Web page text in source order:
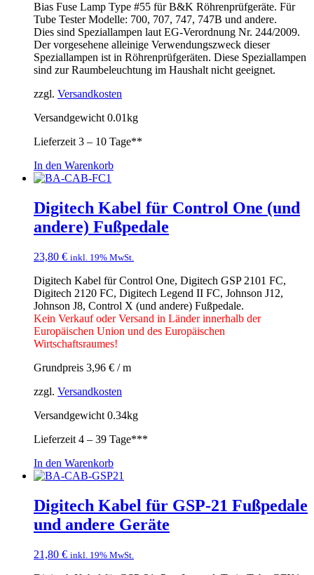
Bias Fuse Lamp Type #55 für B&K Röhrenprüfgeräte. Für
Tube Tester Modelle: 700, 707, 747, 747B und andere.
Dies sind Speziallampen laut EG-Verordnung Nr. 244/2009.
Der vorgesehene alleinige Verwendungszweck dieser
Speziallampen ist in Röhrenprüfgeräten. Diese Speziallampen
sind zur Raumbeleuchtung im Haushalt nicht geeignet.
zzgl. Versandkosten
Versandgewicht 0.01kg
Lieferzeit 3 – 10 Tage**
In den Warenkorb
Digitech Kabel für Control One (und
andere) Fußpedale
23,80 € inkl. 19% MwSt.
Digitech Kabel für Control One, Digitech GSP 2101 FC,
Digitech 2120 FC, Digitech Legend II FC, Johnson J12,
Johnson J8, Control X (und andere) Fußpedale.
Kein Verkauf oder Versand in Länder innerhalb der
Europäischen Union und des Europäischen
Wirtschaftsraumes!
Grundpreis 3,96 € /m
zzgl. Versandkosten
Versandgewicht 0.34kg
Lieferzeit 4 – 39 Tage***
In den Warenkorb
Digitech Kabel für GSP-21 Fußpedale
und andere Geräte
21,80 € inkl. 19% MwSt.